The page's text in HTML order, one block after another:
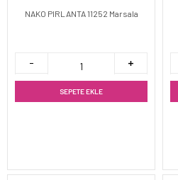
NAKO PIRLANTA 11252 Marsala
SEPETE EKLE